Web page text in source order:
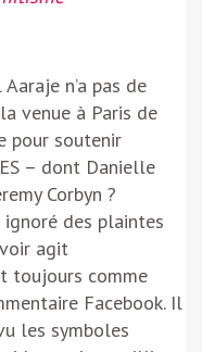
n’a pas de
venue à Paris de
pour soutenir
– dont Danielle
Corbyn ?
ignoré des plaintes
agit
toujours comme
Facebook. Il
les symboles